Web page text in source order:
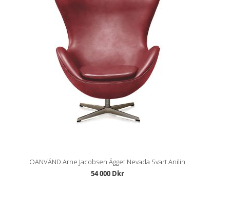
OANVÄND Arne Jacobsen Ägget Nevada Svart Anilin
54 000 Dkr